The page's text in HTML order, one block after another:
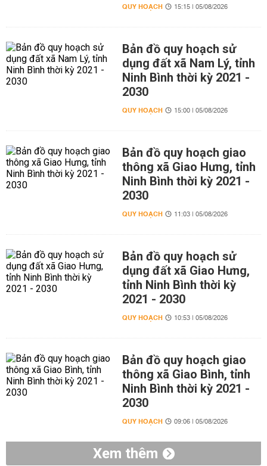
QUY HOẠCH 15:15 | 05/08/2026
Bản đồ quy hoạch sử
dụng đất xã Nam Lý, tỉnh
Ninh Bình thời kỳ 2021 -
2030
QUY HOẠCH 15:00 | 05/08/2026
Bản đồ quy hoạch giao
thông xã Giao Hưng, tỉnh
Ninh Bình thời kỳ 2021 -
2030
QUY HOẠCH 11:03 | 05/08/2026
Bản đồ quy hoạch sử
dụng đất xã Giao Hưng,
tỉnh Ninh Bình thời kỳ
2021 - 2030
QUY HOẠCH 10:53 | 05/08/2026
Bản đồ quy hoạch giao
thông xã Giao Bình, tỉnh
Ninh Bình thời kỳ 2021 -
2030
QUY HOẠCH 09:06 | 05/08/2026
Xem thêm